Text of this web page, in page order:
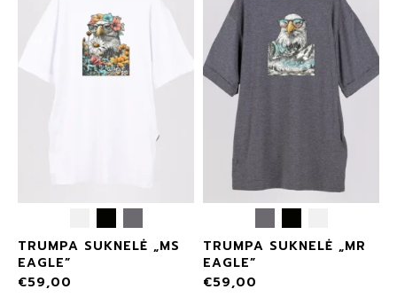
TRUMPA SUKNELĖ „MS
EAGLE”
€59,00
TRUMPA SUKNELĖ „MR
EAGLE”
€59,00